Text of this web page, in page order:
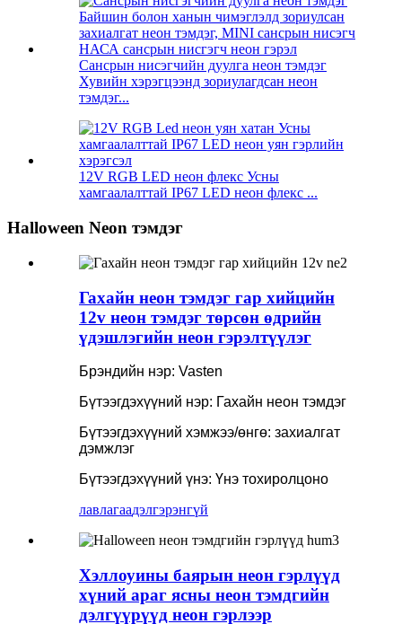
Сансрын нисэгчийн дуулга неон тэмдэг
Хувийн хэрэгцээнд зориулагдсан неон
тэмдэг...
12V RGB LED неон флекс Усны
хамгаалалттай IP67 LED неон флекс ...
Halloween Neon тэмдэг
Гахайн неон тэмдэг гар хийцийн
12v неон тэмдэг төрсөн өдрийн
үдэшлэгийн неон гэрэлтүүлэг
Брэндийн нэр: Vasten
Бүтээгдэхүүний нэр: Гахайн неон тэмдэг
Бүтээгдэхүүний хэмжээ/өнгө: захиалгат
дэмжлэг
Бүтээгдэхүүний үнэ: Үнэ тохиролцоно
лавлагаадэлгэрэнгүй
Хэллоуины баярын неон гэрлүүд
хүний ​​араг ясны неон тэмдгийн
дэлгүүрүүд неон гэрлээр